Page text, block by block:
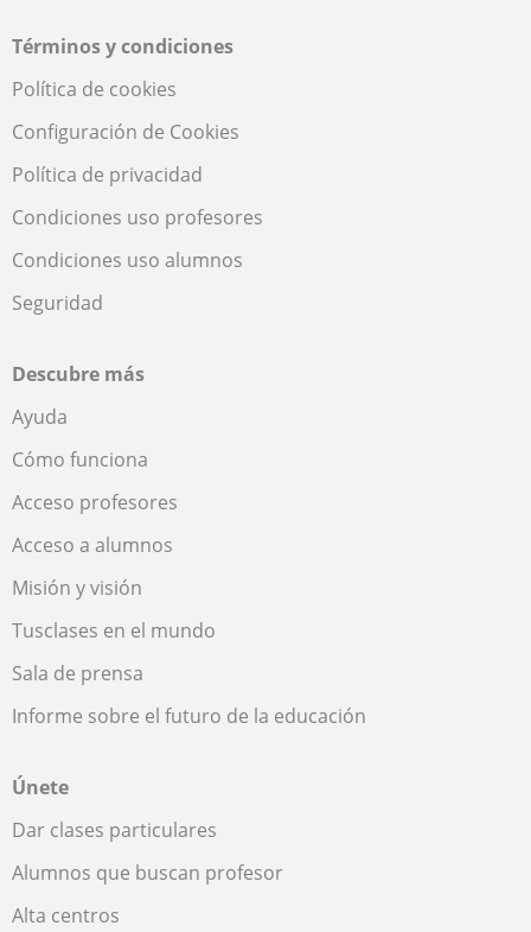
Términos y condiciones
Política de cookies
Configuración de Cookies
Política de privacidad
Condiciones uso profesores
Condiciones uso alumnos
Seguridad
Descubre más
Ayuda
Cómo funciona
Acceso profesores
Acceso a alumnos
Misión y visión
Tusclases en el mundo
Sala de prensa
Informe sobre el futuro de la educación
Únete
Dar clases particulares
Alumnos que buscan profesor
Alta centros